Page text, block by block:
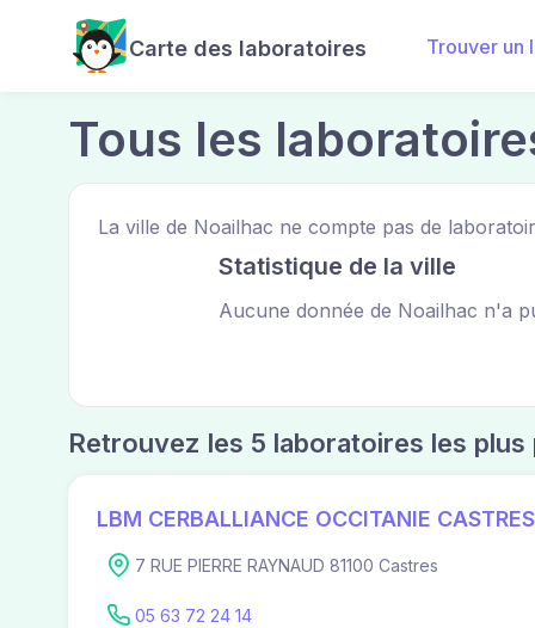
Carte des laboratoires Trouver un
Tous les
La ville de Noailhac ne compte pas de
Statistique de la ville
Aucune donnée de Noailhac n'a
Retrouvez les 5 laboratoires les
LBM CERBALLIANCE OCCITANIE
7 RUE PIERRE RAYNAUD 81100 Castres
05 63 72 24 14